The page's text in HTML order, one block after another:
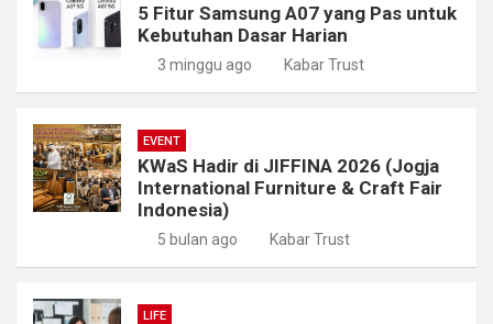
5 Fitur Samsung A07 yang Pas untuk
Kebutuhan Dasar Harian
3 minggu ago Kabar Trust
EVENT
KWaS Hadir di JIFFINA 2026 (Jogja
International Furniture & Craft Fair
Indonesia)
5 bulan ago Kabar Trust
LIFE